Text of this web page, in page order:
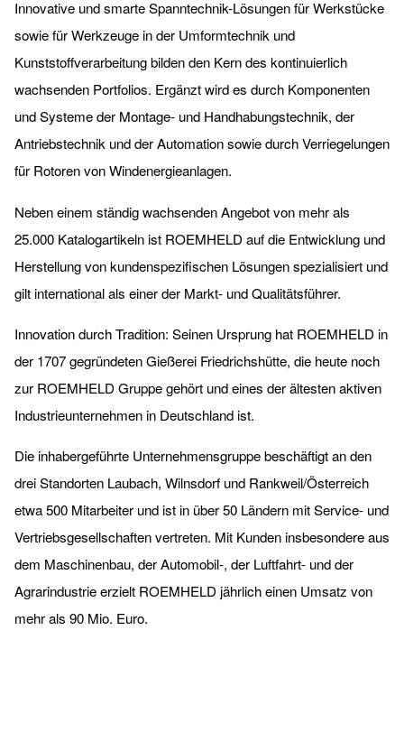
Innovative und smarte Spanntechnik-Lösungen für Werkstücke
sowie für Werkzeuge in der Umformtechnik und
Kunststoffverarbeitung bilden den Kern des kontinuierlich
wachsenden Portfolios. Ergänzt wird es durch Komponenten
und Systeme der Montage- und Handhabungstechnik, der
Antriebstechnik und der Automation sowie durch Verriegelungen
für Rotoren von Windenergieanlagen.
Neben einem ständig wachsenden Angebot von mehr als
25.000 Katalogartikeln ist ROEMHELD auf die Entwicklung und
Herstellung von kundenspezifischen Lösungen spezialisiert und
gilt international als einer der Markt- und Qualitätsführer.
Innovation durch Tradition: Seinen Ursprung hat ROEMHELD in
der 1707 gegründeten Gießerei Friedrichshütte, die heute noch
zur ROEMHELD Gruppe gehört und eines der ältesten aktiven
Industrieunternehmen in Deutschland ist.
Die inhabergeführte Unternehmensgruppe beschäftigt an den
drei Standorten Laubach, Wilnsdorf und Rankweil/Österreich
etwa 500 Mitarbeiter und ist in über 50 Ländern mit Service- und
Vertriebsgesellschaften vertreten. Mit Kunden insbesondere aus
dem Maschinenbau, der Automobil-, der Luftfahrt- und der
Agrarindustrie erzielt ROEMHELD jährlich einen Umsatz von
mehr als 90 Mio. Euro.